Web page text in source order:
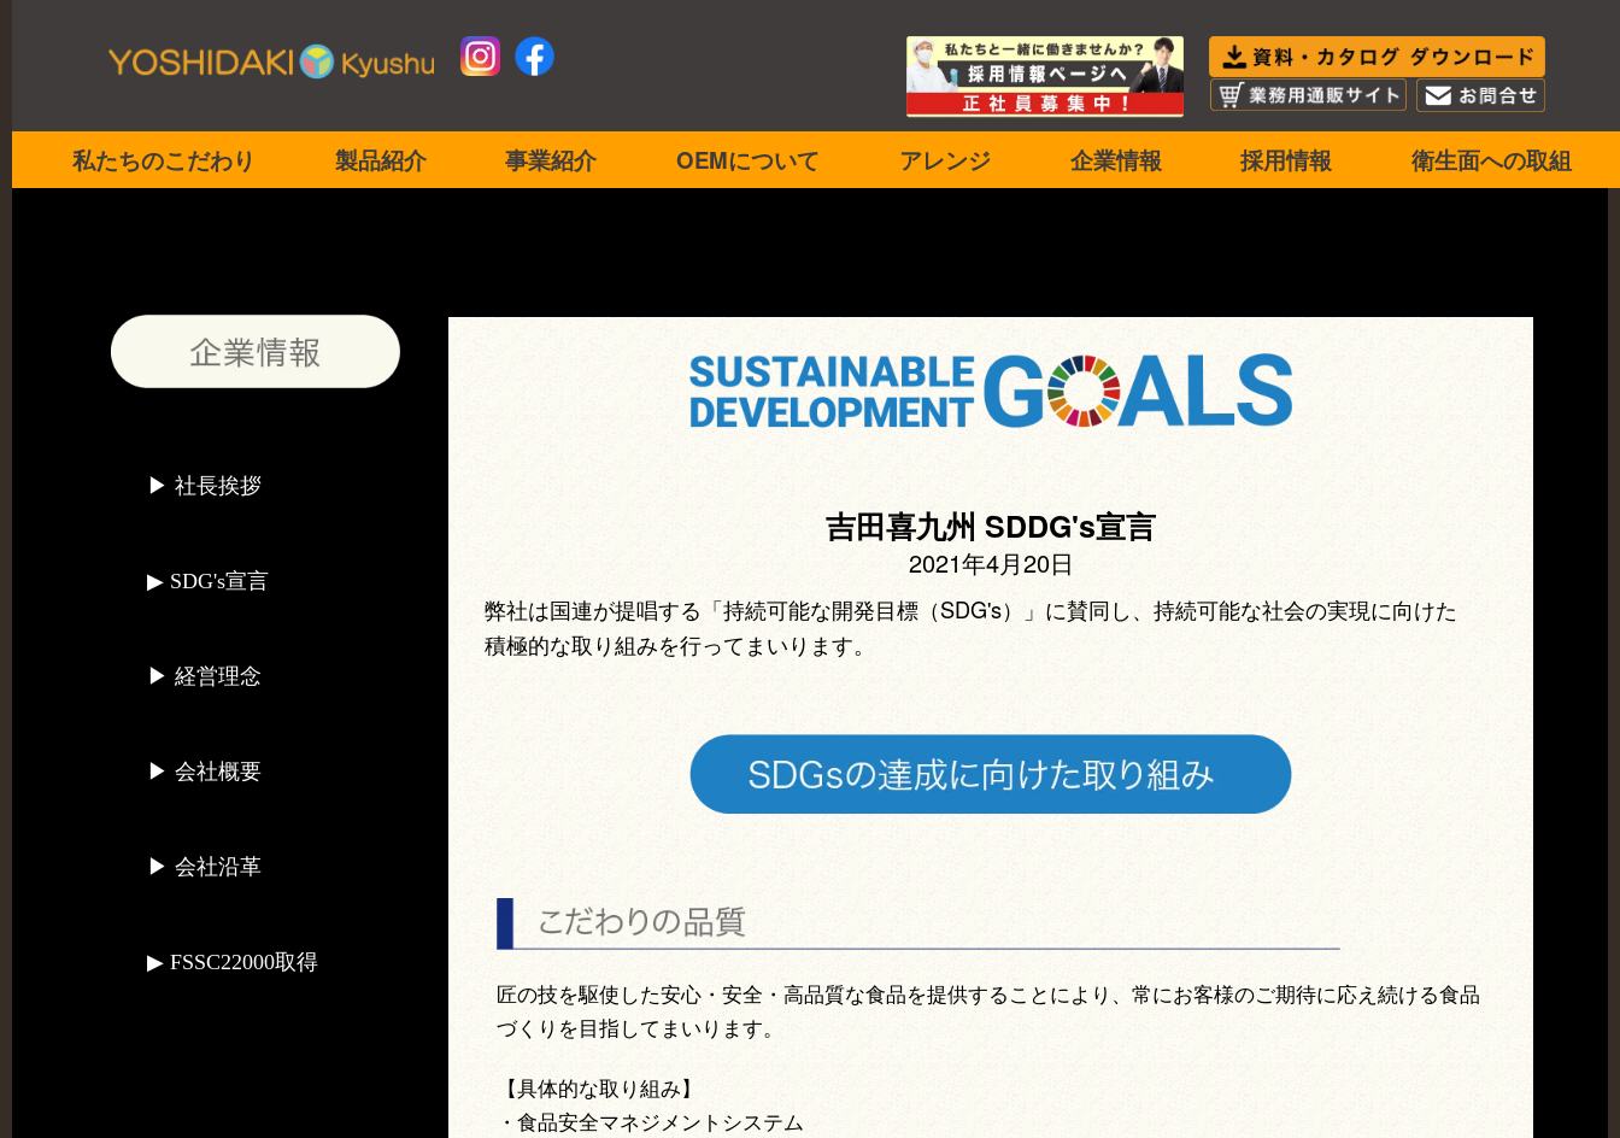
吉田喜九州企業情報 SDG'sへの取り組み
私たちのこだわり 製品紹介 事業紹介 OEMについて アレンジ 企業情報 採用情報 衛生面への取組
吉田喜九州 SDDG's宣言
2021年4月20日
弊社は国連が提唱する「持続可能な開発目標（SDG's）」に賛同し、持続可能な社会の実現に向けた
積極的な取り組みを行ってまいります。
匠の技を駆使した安心・安全・高品質な食品を提供することにより、常にお客様のご期待に応え続ける食品
づくりを目指してまいります。
【具体的な取り組み】
・食品安全マネジメントシステム
▶︎ 社長挨拶
▶︎ SDG's宣言
▶︎ 経営理念
▶︎ 会社概要
▶︎ 会社沿革
▶︎ FSSC22000取得